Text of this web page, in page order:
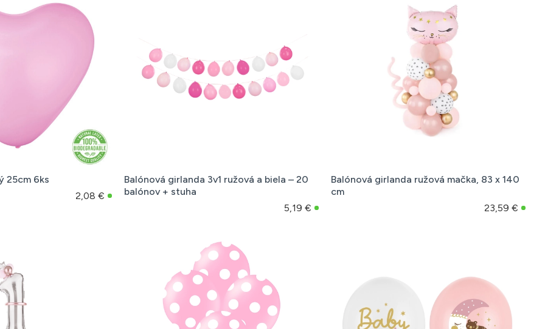
25cm 6ks
2,08 €
Balónová girlanda 3v1 ružová a biela – 20
balónov + stuha
5,19 €
Balónová girlanda ružová mačka, 83 x 140
cm
23,59 €